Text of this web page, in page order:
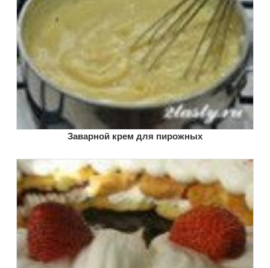
Заварной крем для пирожных